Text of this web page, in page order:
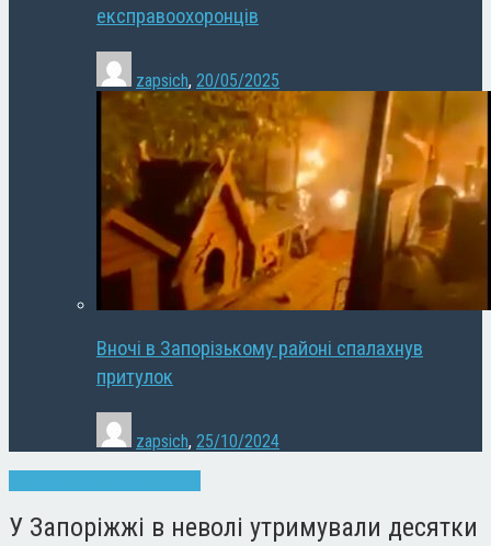
експравоохоронців
zapsich, 20/05/2025
Вночі в Запорізькому районі спалахнув
притулок
zapsich, 25/10/2024
У Запоріжжі в неволі утримували десятки